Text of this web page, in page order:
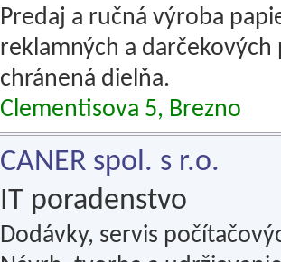
Predaj a ručná výroba
reklamných a
chránená dielňa.
Clementisova 5, Brezno
CANER spol. s r.o.
IT poradenstvo
Dodávky, servis